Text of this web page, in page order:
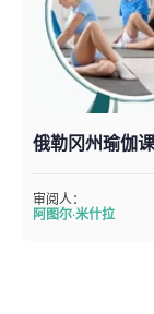
俄勒冈州瑜伽
审阅人：
阿图尔·米什拉